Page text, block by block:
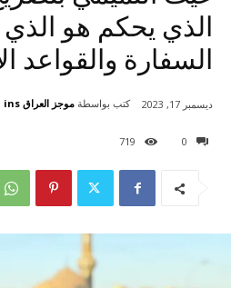
الذي يحكم هو
السفارة والقواعد
0
719
ديسمبر 17, 2023 كتب بواسطة موجز العراق ins